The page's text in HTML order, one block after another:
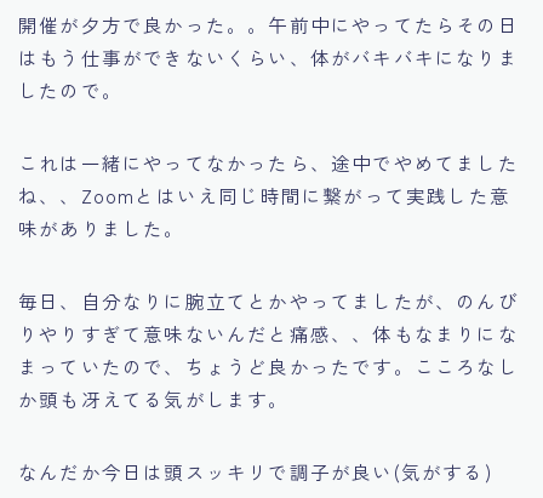
開催が夕方で良かった。。午前中にやってたらその日
はもう仕事ができないくらい、体がバキバキになりま
したので。
これは一緒にやってなかったら、途中でやめてました
ね、、Zoomとはいえ同じ時間に繋がって実践した意
味がありました。
毎日、自分なりに腕立てとかやってましたが、のんび
りやりすぎて意味ないんだと痛感、、体もなまりにな
まっていたので、ちょうど良かったです。こころなし
か頭も冴えてる気がします。
なんだか今日は頭スッキリで調子が良い(気がする)